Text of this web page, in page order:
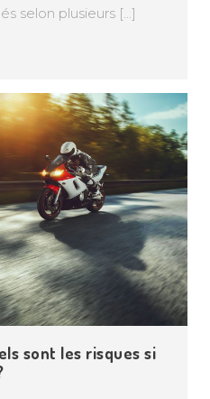
selon plusieurs [...]
sont les risques si